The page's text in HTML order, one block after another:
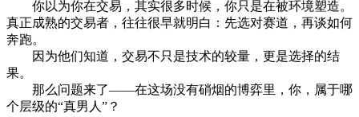
你以为你在交易，其实很多时候，你只是在被环境塑造。
真正成熟的交易者，往往很早就明白：先选对赛道，再谈如何
奔跑。
因为他们知道，交易不只是技术的较量，更是选择的结
果。
那么问题来了——在这场没有硝烟的博弈里，你，属于哪
个层级的“真男人”？